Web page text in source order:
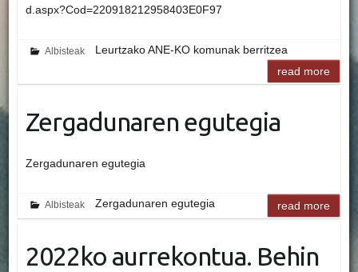
d.aspx?Cod=220918212958403E0F97
Albisteak
Leurtzako ANE-KO komunak berritzea
read more
Zergadunaren egutegia
Zergadunaren egutegia
Albisteak Zergadunaren egutegia read more
2022ko aurrekontua. Behin